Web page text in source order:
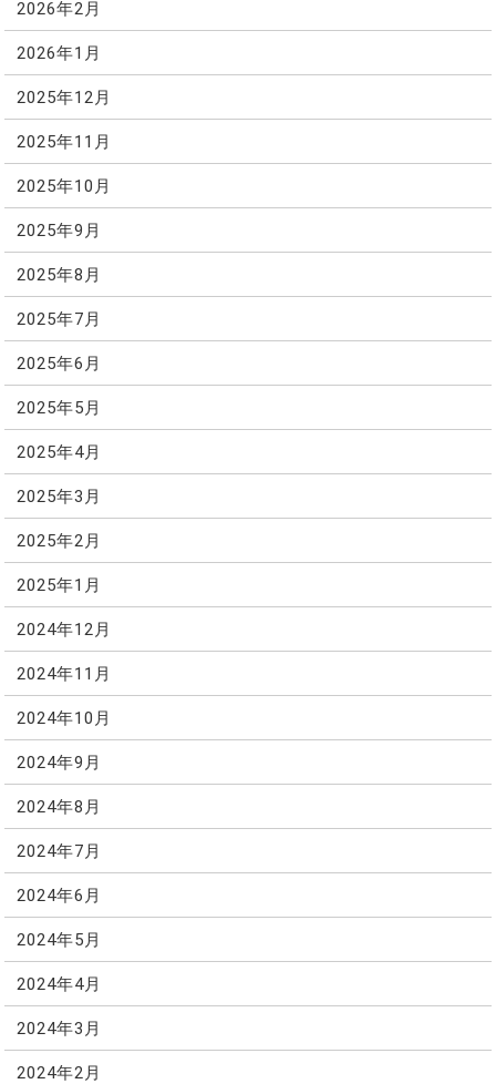
2026年2月
2026年1月
2025年12月
2025年11月
2025年10月
2025年9月
2025年8月
2025年7月
2025年6月
2025年5月
2025年4月
2025年3月
2025年2月
2025年1月
2024年12月
2024年11月
2024年10月
2024年9月
2024年8月
2024年7月
2024年6月
2024年5月
2024年4月
2024年3月
2024年2月